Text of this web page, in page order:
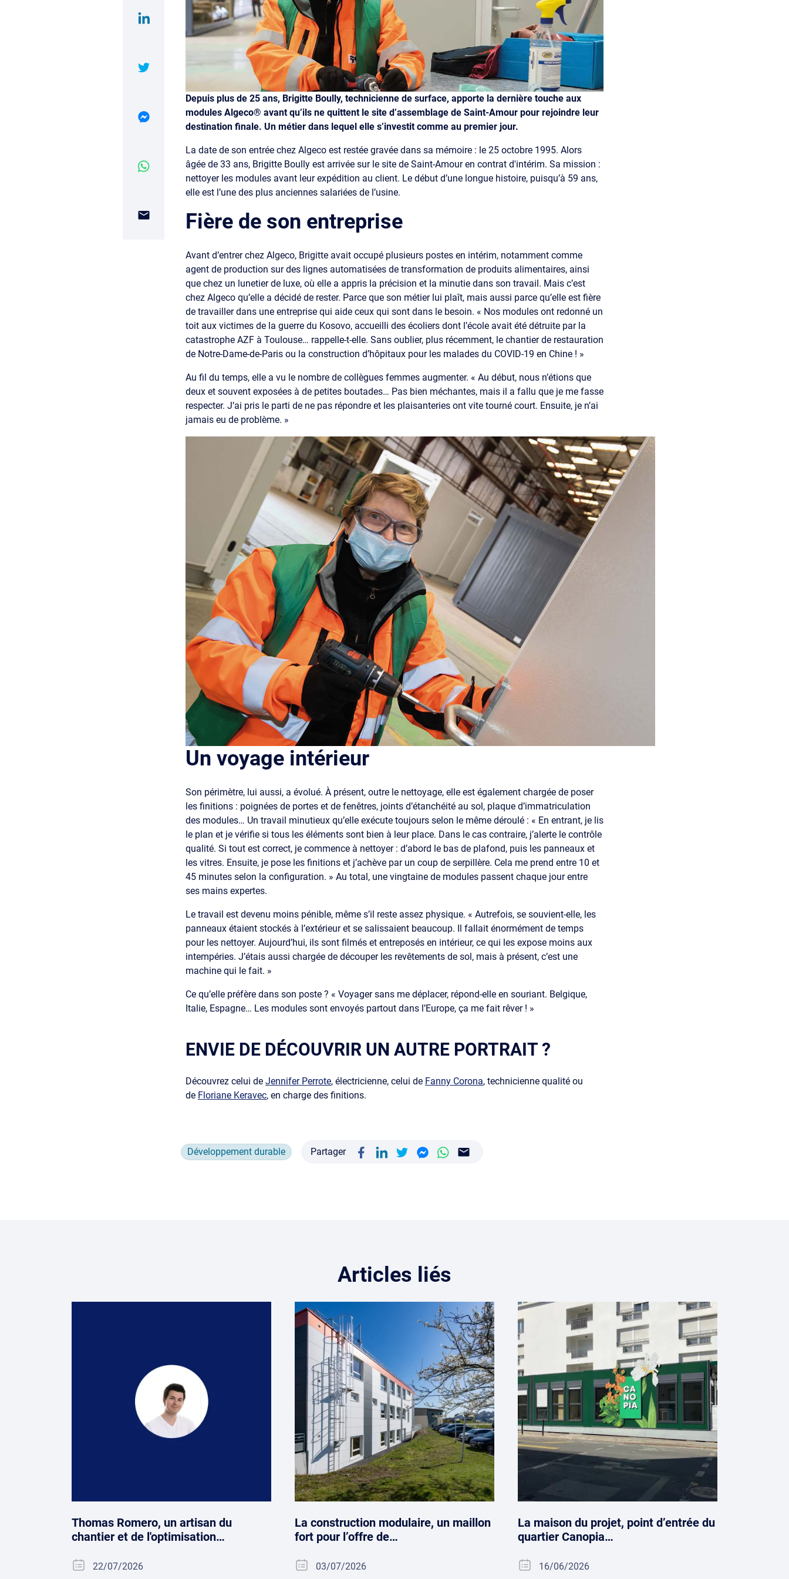
Depuis plus de 25 ans, Brigitte Boully, technicienne de surface, apporte la dernière touche aux
modules Algeco® avant qu’ils ne quittent le site d’assemblage de Saint-Amour pour rejoindre leur
destination finale. Un métier dans lequel elle s’investit comme au premier jour.
La date de son entrée chez Algeco est restée gravée dans sa mémoire : le 25 octobre 1995. Alors
âgée de 33 ans, Brigitte Boully est arrivée sur le site de Saint-Amour en contrat d'intérim. Sa mission :
nettoyer les modules avant leur expédition au client. Le début d’une longue histoire, puisqu’à 59 ans,
elle est l’une des plus anciennes salariées de l’usine.
Fière de son entreprise
Avant d’entrer chez Algeco, Brigitte avait occupé plusieurs postes en intérim, notamment comme
agent de production sur des lignes automatisées de transformation de produits alimentaires, ainsi
que chez un lunetier de luxe, où elle a appris la précision et la minutie dans son travail. Mais c’est
chez Algeco qu’elle a décidé de rester. Parce que son métier lui plaît, mais aussi parce qu’elle est fière
de travailler dans une entreprise qui aide ceux qui sont dans le besoin. « Nos modules ont redonné un
toit aux victimes de la guerre du Kosovo, accueilli des écoliers dont l’école avait été détruite par la
catastrophe AZF à Toulouse… rappelle-t-elle. Sans oublier, plus récemment, le chantier de restauration
de Notre-Dame-de-Paris ou la construction d’hôpitaux pour les malades du COVID-19 en Chine ! »
Au fil du temps, elle a vu le nombre de collègues femmes augmenter. « Au début, nous n’étions que
deux et souvent exposées à de petites boutades… Pas bien méchantes, mais il a fallu que je me fasse
respecter. J’ai pris le parti de ne pas répondre et les plaisanteries ont vite tourné court. Ensuite, je n’ai
jamais eu de problème. »
Un voyage intérieur
Son périmètre, lui aussi, a évolué. À présent, outre le nettoyage, elle est également chargée de poser
les finitions : poignées de portes et de fenêtres, joints d’étanchéité au sol, plaque d’immatriculation
des modules… Un travail minutieux qu’elle exécute toujours selon le même déroulé : « En entrant, je lis
le plan et je vérifie si tous les éléments sont bien à leur place. Dans le cas contraire, j’alerte le contrôle
qualité. Si tout est correct, je commence à nettoyer : d’abord le bas de plafond, puis les panneaux et
les vitres. Ensuite, je pose les finitions et j’achève par un coup de serpillère. Cela me prend entre 10 et
45 minutes selon la configuration. » Au total, une vingtaine de modules passent chaque jour entre
ses mains expertes.
Le travail est devenu moins pénible, même s’il reste assez physique. « Autrefois, se souvient-elle, les
panneaux étaient stockés à l’extérieur et se salissaient beaucoup. Il fallait énormément de temps
pour les nettoyer. Aujourd’hui, ils sont filmés et entreposés en intérieur, ce qui les expose moins aux
intempéries. J’étais aussi chargée de découper les revêtements de sol, mais à présent, c’est une
machine qui le fait. »
Ce qu’elle préfère dans son poste ? « Voyager sans me déplacer, répond-elle en souriant. Belgique,
Italie, Espagne… Les modules sont envoyés partout dans l’Europe, ça me fait rêver ! »
ENVIE DE DÉCOUVRIR UN AUTRE PORTRAIT ?
Découvrez celui de Jennifer Perrote, électricienne, celui de Fanny Corona, technicienne qualité ou
de Floriane Keravec, en charge des finitions.
Développement durable Partager
Articles liés
Thomas Romero, un artisan du
chantier et de l'optimisation…
22/07/2026
La construction modulaire, un maillon
fort pour l’offre de…
03/07/2026
La maison du projet, point d’entrée du
quartier Canopia…
16/06/2026